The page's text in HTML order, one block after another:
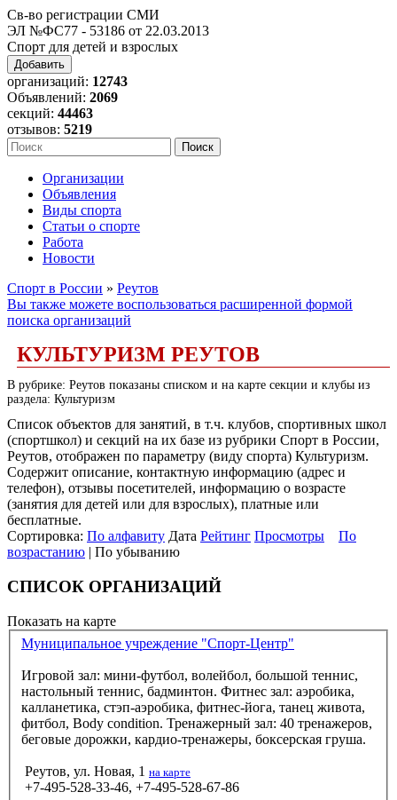
Св-во регистрации СМИ
ЭЛ №ФС77 - 53186 от 22.03.2013
Спорт для детей и взрослых
Добавить
организаций: 12743
Объявлений: 2069
секций: 44463
отзывов: 5219
Организации
Объявления
Виды спорта
Статьи о спорте
Работа
Новости
Спорт в России » Реутов
Вы также можете воспользоваться расширенной формой
поиска организаций
КУЛЬТУРИЗМ РЕУТОВ
В рубрике: Реутов показаны списком и на карте секции и клубы из
раздела: Культуризм
Список объектов для занятий, в т.ч. клубов, спортивных школ
(спортшкол) и секций на их базе из рубрики Спорт в России,
Реутов, отображен по параметру (виду спорта) Культуризм.
Содержит описание, контактную информацию (адрес и
телефон), отзывы посетителей, информацию о возрасте
(занятия для детей или для взрослых), платные или
бесплатные.
Сортировка: По алфавиту Дата Рейтинг Просмотры
По
возрастанию | По убыванию
СПИСОК ОРГАНИЗАЦИЙ
Показать на карте
Муниципальное учреждение "Спорт-Центр"
Игровой зал: мини-футбол, волейбол, большой теннис,
настольный теннис, бадминтон. Фитнес зал: аэробика,
калланетика, стэп-аэробика, фитнес-йога, танец живота,
фитбол, Body condition. Тренажерный зал: 40 тренажеров,
беговые дорожки, кардио-тренажеры, боксерская груша.
Реутов, ул. Новая, 1 на карте
+7-495-528-33-46, +7-495-528-67-86